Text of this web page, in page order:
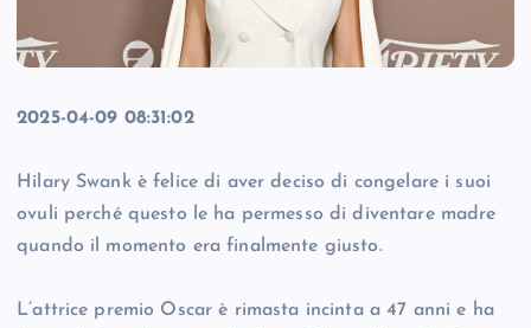
2025-04-09 08:31:02
Hilary Swank è felice di aver deciso di congelare i suoi
ovuli perché questo le ha permesso di diventare madre
quando il momento era finalmente giusto.
L’attrice premio Oscar è rimasta incinta a 47 anni e ha